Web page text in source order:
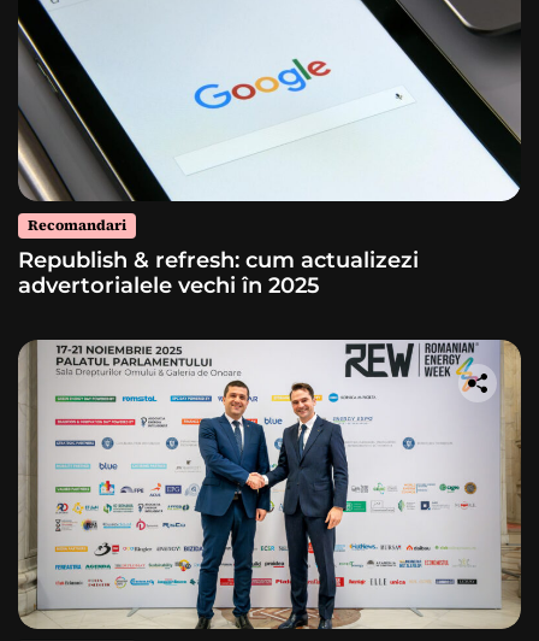
Recomandari
Republish & refresh: cum actualizezi
advertorialele vechi în 2025